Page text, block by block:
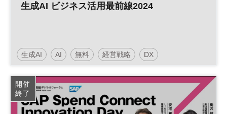
生成AI ビジネス活用最前線2024
生成AI AI 無料 経営戦略 DX
日経プレミアム・カンファレンス・シリーズ
開催
終了